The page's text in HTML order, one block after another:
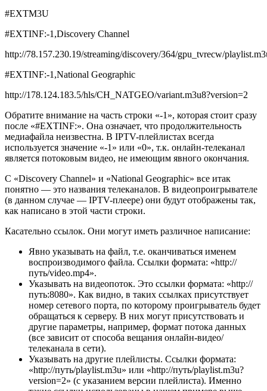
#EXTM3U
#EXTINF:-1,Discovery Channel
http://78.157.230.19/streaming/discovery/364/gpu_tvrecw/
#EXTINF:-1,National Geographic
http://178.124.183.5/hls/CH_NATGEO/variant.m3u8?version=2
Обратите внимание на часть строки «-1», которая стоит сразу
после «#EXTINF:». Она означает, что продолжительность
медиафайла неизвестна. В IPTV-плейлистах всегда
используется значение «-1» или «0», т.к. онлайн-телеканал
является потоковым видео, не имеющим явного окончания.
С «Discovery Channel» и «National Geographic» все итак
понятно — это названия телеканалов. В видеопроигрывателе
(в данном случае — IPTV-плеере) они будут отображены так,
как написано в этой части строки.
Касательно ссылок. Они могут иметь различное написание:
Явно указывать на файл, т.е. оканчиваться именем
воспроизводимого файла. Ссылки формата: «http://
путь/video.mp4».
Указывать на видеопоток. Это ссылки формата: «http://
путь:8080». Как видно, в таких ссылках присутствует
номер сетевого порта, по которому проигрыватель будет
обращаться к серверу. В них могут присутствовать и
другие параметры, например, формат потока данных
(все зависит от способа вещания онлайн-видео/
телеканала в сети).
Указывать на другие плейлисты. Ссылки формата:
«http://путь/playlist.m3u» или «http://путь/playlist.m3u?
version=2» (с указанием версии плейлиста). Именно